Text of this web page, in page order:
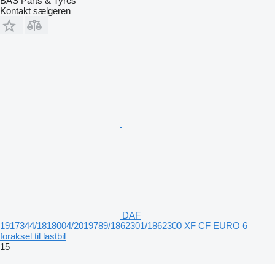
Kontakt sælgeren
DAF
1917344/1818004/2019789/1862301/1862300 XF CF EURO 6
foraksel til lastbil
15